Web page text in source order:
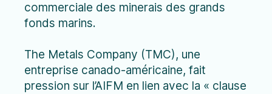
commerciale des minerais des grands
fonds marins.
The Metals Company (TMC), une
entreprise canado-américaine, fait
pression sur l’AIFM en lien avec la « clause